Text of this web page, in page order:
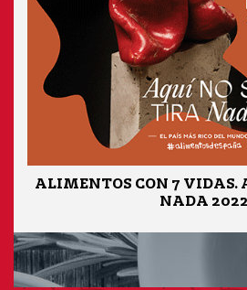
ALIMENTOS CON 7 VIDAS.
NADA 2022